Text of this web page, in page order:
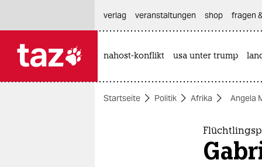
themen
verlag
veranstaltungen shop fragen
nahost-konflikt usa unter trump
Startseite Politik Afrika Angela